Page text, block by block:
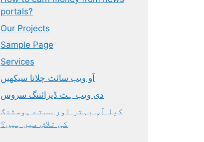
portals?
Our Projects
Sample Page
Services
آو ویب سائٹ چلانا سیکھیں
دی ویب ہٹ ڈیزائننگ سروس
کیا آپ بہتر اور سستے ہوسٹنگ
کی تلاش میں ہیں؟